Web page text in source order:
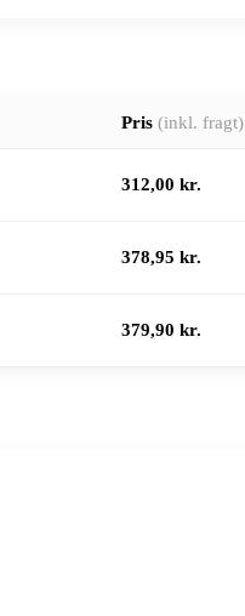
Pris (inkl. fragt)
312,00 kr.
378,95 kr.
379,90 kr.